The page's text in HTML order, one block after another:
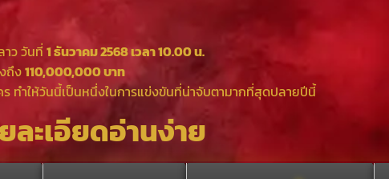
าว วันที่ 1 ธันวาคม 2568 เวลา 10.00 น.
ถึง110,000,000 บาท
ทำให้วันนี้เป็นหนึ่งในการแข่งขันที่น่าจับตามากที่สุดปลายปีนี้
ะเอียดอ่านง่าย